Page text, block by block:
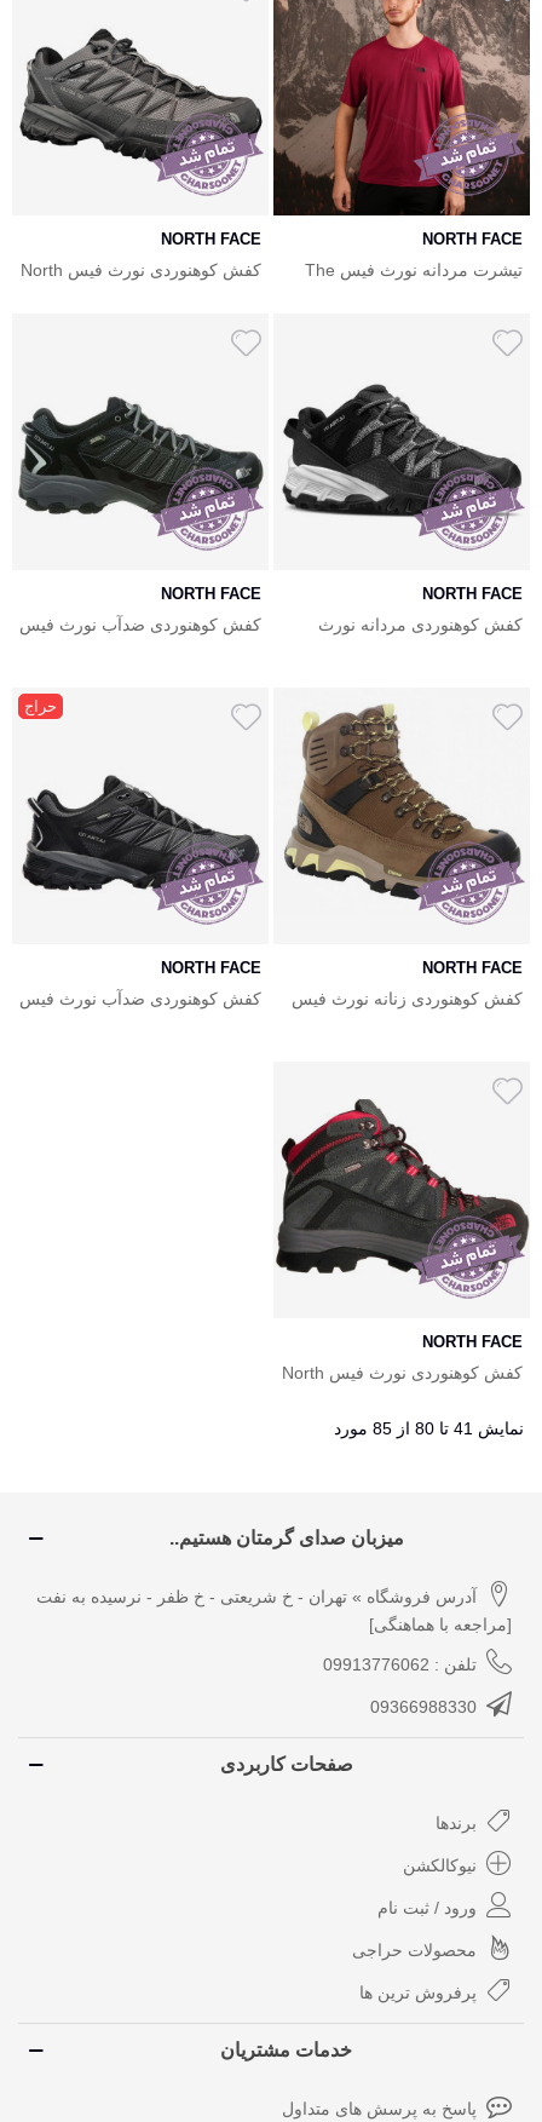
NORTH FACE
تیشرت مردانه نورث فیس The
NORTH FACE
کفش کوهنوردی نورث فیس North
NORTH FACE
کفش کوهنوردی مردانه نورث
NORTH FACE
کفش کوهنوردی ضدآب نورث فیس
NORTH FACE
کفش کوهنوردی زنانه نورث فیس
حراج
NORTH FACE
کفش کوهنوردی ضدآب نورث فیس
NORTH FACE
کفش کوهنوردی نورث فیس North
نمایش 41 تا 80 از 85 مورد
میزبان صدای گرمتان هستیم..
آدرس فروشگاه » تهران - خ شریعتی - خ ظفر - نرسیده به نفت
[مراجعه با هماهنگی]
تلفن : 09913776062
09366988330
صفحات کاربردی
برندها
نیوکالکشن
ورود / ثبت نام
محصولات حراجی
پرفروش ترین ها
خدمات مشتریان
پاسخ به پرسش های متداول